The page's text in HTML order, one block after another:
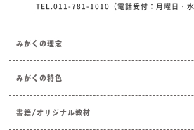
TEL.011-781-1010（電話受付：月曜日・
みがくの理念
みがくの特色
書籍/オリジナル教材